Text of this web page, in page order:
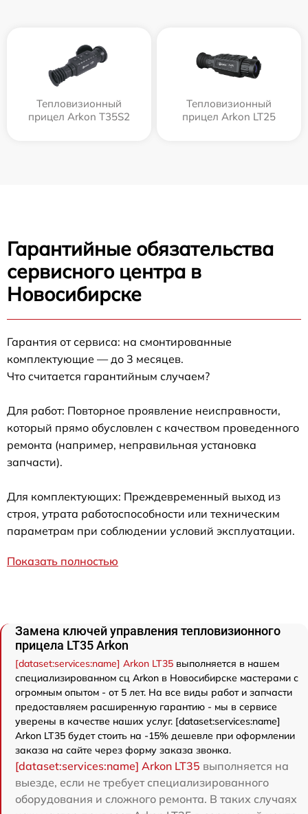
Тепловизионный
прицел Arkon T35S2
Тепловизионный
прицел Arkon LT25
Гарантийные обязательства
сервисного центра в
Новосибирске
Гарантия от сервиса: на смонтированные
комплектующие — до 3 месяцев.
Что считается гарантийным случаем?
Для работ: Повторное проявление неисправности,
который прямо обусловлен с качеством проведенного
ремонта (например, неправильная установка
запчасти).
Для комплектующих: Преждевременный выход из
строя, утрата работоспособности или техническим
параметрам при соблюдении условий эксплуатации.
Показать полностью
Замена ключей управления тепловизионного
прицела LT35 Arkon
[dataset:services:name] Arkon LT35 выполняется в нашем
специализированном сц Arkon в Новосибирске мастерами с
огромным опытом - от 5 лет. На все виды работ и запчасти
предоставляем расширенную гарантию - мы в сервисе
уверены в качестве наших услуг. [dataset:services:name]
Arkon LT35 будет стоить на -15% дешевле при оформлении
заказа на сайте через форму заказа звонка.
[dataset:services:name] Arkon LT35 выполняется на
выезде, если не требует специализированного
оборудования и сложного ремонта. В таких случаях